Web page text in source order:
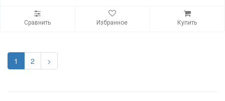
Сравнить Избранное Купить
1 2 >